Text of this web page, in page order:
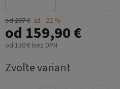
od 207 € až –22 %
od 159,90 €
od 130 € bez DPH
cena:
Zvoľte variant